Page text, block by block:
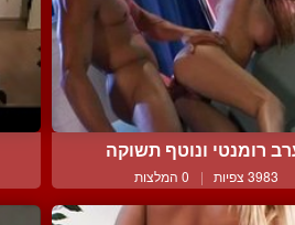
רומנטי ונוטף תשוקה
3983 צפיות | 0 המלצות